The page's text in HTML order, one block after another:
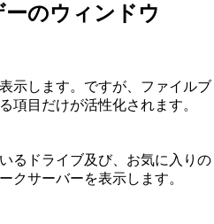
のウィンドウ
示します。ですが、ファイルブ
項目だけが活性化されます。
るドライブ及び、お気に入りの
クサーバーを表示します。